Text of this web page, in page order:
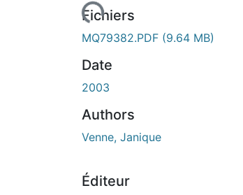
de chargement...Fichiers
MQ79382.PDF (9.64 MB)
Date
2003
Authors
Venne, Janique
Éditeur